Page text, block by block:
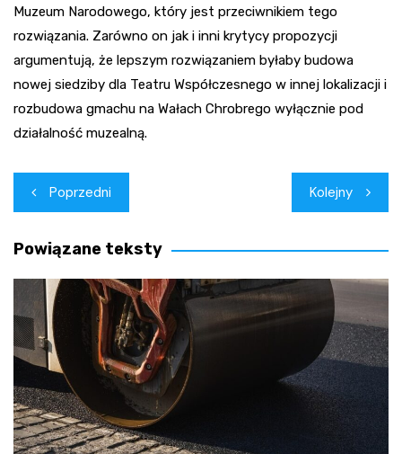
Muzeum Narodowego, który jest przeciwnikiem tego
rozwiązania. Zarówno on jak i inni krytycy propozycji
argumentują, że lepszym rozwiązaniem byłaby budowa
nowej siedziby dla Teatru Współczesnego w innej lokalizacji i
rozbudowa gmachu na Wałach Chrobrego wyłącznie pod
działalność muzealną.
Nawigacja
wpisu
Poprzedni Kolejny
Powiązane teksty